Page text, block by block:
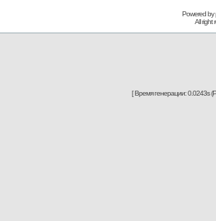
Powered
All right
[ Время генерации: 0.0243s